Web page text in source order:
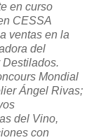
en curso
CESSA
ventas en la
del
Mondial
Ángel Rivas;
del Vino,
con